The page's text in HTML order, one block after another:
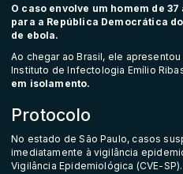
O caso envolve um homem de 37
para a República Democrática
de ebola.
Ao chegar ao Brasil, ele
Instituto de Infectologia Emílio
em isolamento.
Protocolo
No estado de São Paulo,casos
imediatamente à vigilância
Vigilância Epidemiológica (CVE-SP).